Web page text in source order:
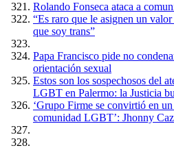
Rolando Fonseca ataca a
“Es raro que le asignen un
que soy trans”
Papa Francisco pide no
orientación sexual
Estos son los sospechosos del
LGBT en Palermo: la Justicia
‘Grupo Firme se convirtió en
comunidad LGBT’: Jhonny Caz